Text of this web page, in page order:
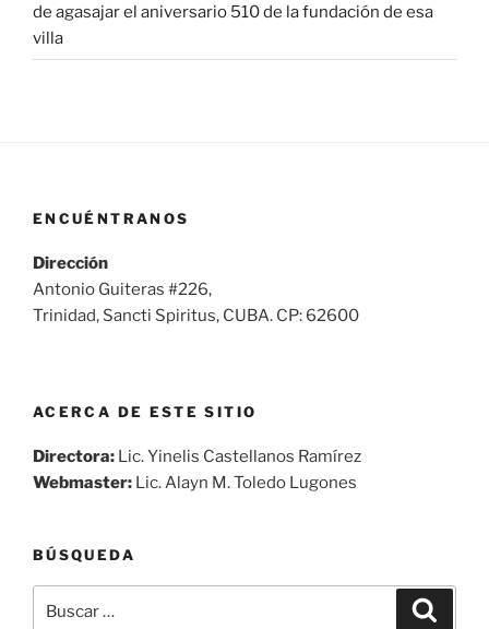
de agasajar el aniversario 510 de la fundación de esa
villa
ENCUÉNTRANOS
Dirección
Antonio Guiteras #226,
Trinidad, Sancti Spiritus, CUBA. CP: 62600
ACERCA DE ESTE SITIO
Directora: Lic. Yinelis Castellanos Ramírez
Webmaster: Lic. Alayn M. Toledo Lugones
BÚSQUEDA
por: